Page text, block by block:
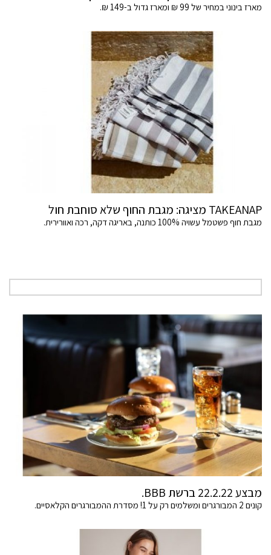
מארז בינוני במחיר של 99 ₪ ומארז גדול ב-149 ₪.
TAKEANAP מציגה: מגבת החוף שלא סוחבת חול
מגבת חוף פשטמל עשויה 100% כותנה, באריגה דקה, רכה ואוורירית.
מבצע 22.2.22 ברשת BBB.
קונים 2 המבורגרים ומשלמים רק על 1! מסדרת ההמבורגרים הקלאסיים.